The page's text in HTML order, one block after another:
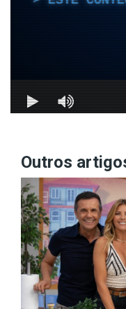
Outros